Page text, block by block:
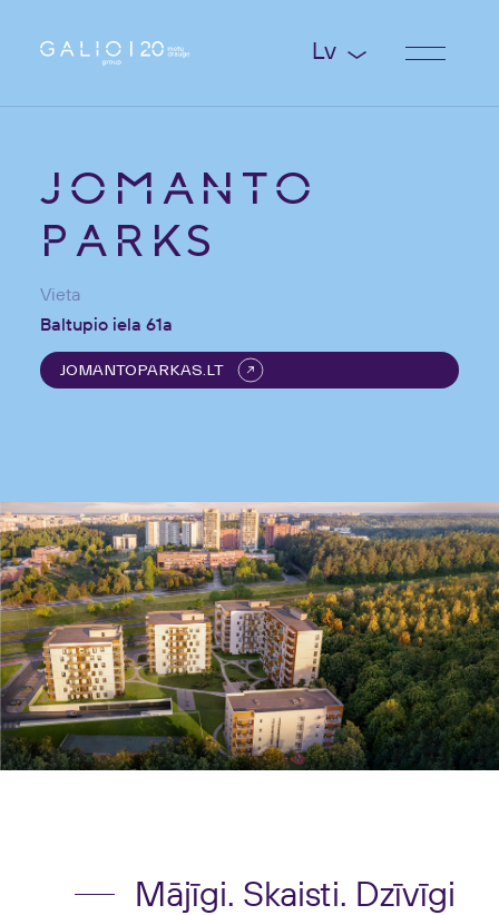
Lv
JOMANTO
PARKS
Vieta
Baltupio iela 61a
JOMANTOPARKAS.LT
Mājīgi. Skaisti. Dzīvīgi